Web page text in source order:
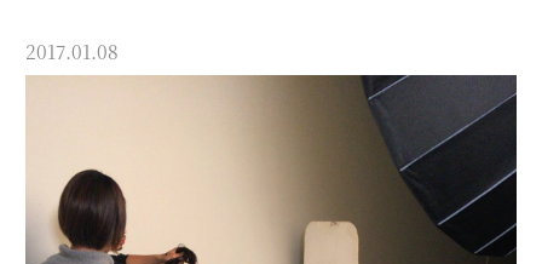
2017.01.08